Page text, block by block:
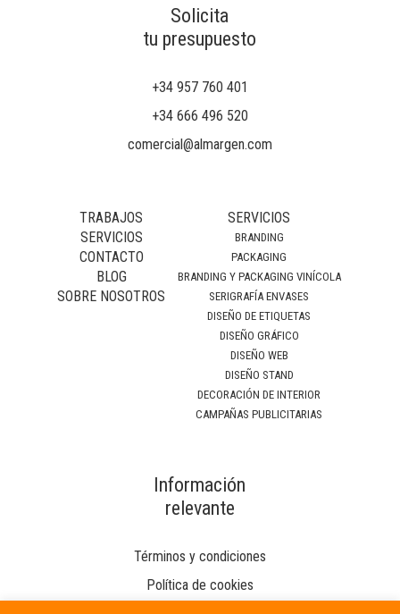
Solicita
tu presupuesto
+34 957 760 401
+34 666 496 520
comercial@almargen.com
TRABAJOS
SERVICIOS
CONTACTO
BLOG
SOBRE NOSOTROS
SERVICIOS
BRANDING
PACKAGING
BRANDING Y PACKAGING VINÍCOLA
SERIGRAFÍA ENVASES
DISEÑO DE ETIQUETAS
DISEÑO GRÁFICO
DISEÑO WEB
DISEÑO STAND
DECORACIÓN DE INTERIOR
CAMPAÑAS PUBLICITARIAS
Información
relevante
Términos y condiciones
Política de cookies